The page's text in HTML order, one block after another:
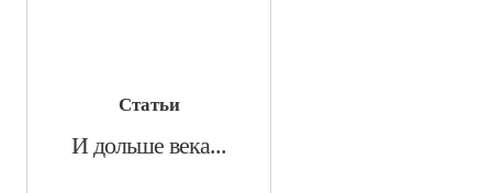
Статьи
И дольше века...